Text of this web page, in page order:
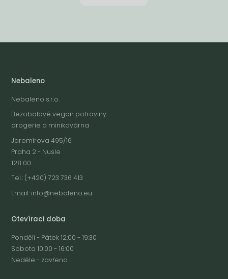
Nebaleno
Nebaleno s.r.o.
Bezobalové vegan potraviny
drogerie a minikavárna
Jaromírova 495/16
Praha 2 - Nusle
128 00
Tel.: (+420) 723 736 413
Email: info@nebaleno.eu
Otevírací doba
Pondělí - Pátek 12:00 - 19:30
Sobota 10:00 - 16:00
Neděle - zavřeno